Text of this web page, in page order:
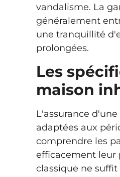
vandalisme. La
généralement
une tranquillité
prolongées.
Les
maison
L'assurance
adaptées aux
comprendre les
efficacement leur
classique ne